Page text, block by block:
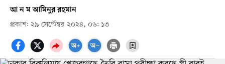
আ ন ম আমিনুর রহমান
প্রকাশ: ২৯ সেপ্টেম্বর ২০২৪, ০৬: ১৩